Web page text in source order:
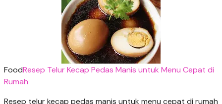
FoodResep Telur Kecap Pedas Manis untuk Menu Cepat di
Rumah
Resep telur kecap pedas manis untuk menu cepat di rumah